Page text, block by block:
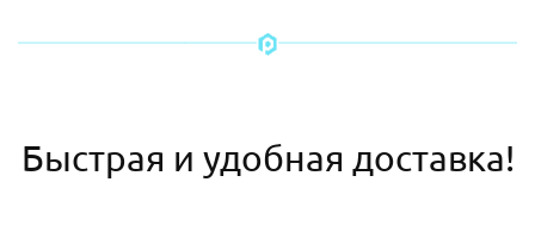
Быстрая и удобная доставка!